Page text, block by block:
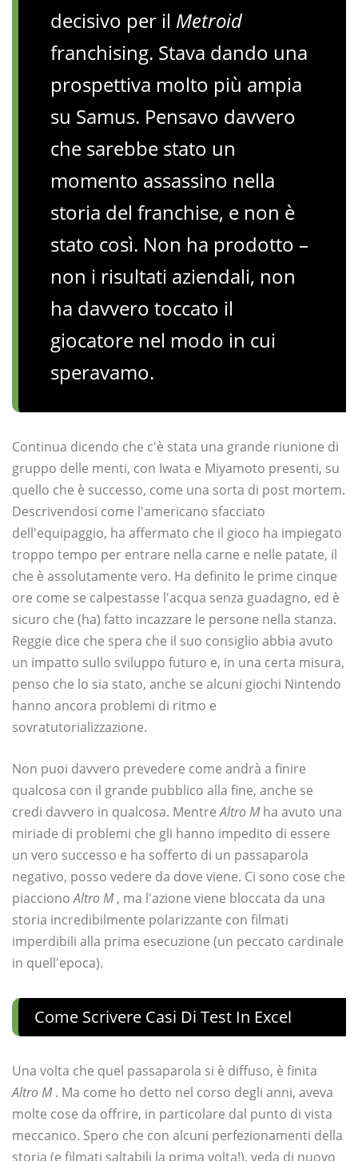
decisivo per il Metroid
franchising. Stava dando una
prospettiva molto più ampia
su Samus. Pensavo davvero
che sarebbe stato un
momento assassino nella
storia del franchise, e non è
stato così. Non ha prodotto –
non i risultati aziendali, non
ha davvero toccato il
giocatore nel modo in cui
speravamo.
Continua dicendo che c'è stata una grande riunione di
gruppo delle menti, con Iwata e Miyamoto presenti, su
quello che è successo, come una sorta di post mortem.
Descrivendosi come l'americano sfacciato
dell'equipaggio, ha affermato che il gioco ha impiegato
troppo tempo per entrare nella carne e nelle patate, il
che è assolutamente vero. Ha definito le prime cinque
ore come se calpestasse l'acqua senza guadagno, ed è
sicuro che (ha) fatto incazzare le persone nella stanza.
Reggie dice che spera che il suo consiglio abbia avuto
un impatto sullo sviluppo futuro e, in una certa misura,
penso che lo sia stato, anche se alcuni giochi Nintendo
hanno ancora problemi di ritmo e
sovratutorializzazione.
Non puoi davvero prevedere come andrà a finire
qualcosa con il grande pubblico alla fine, anche se
credi davvero in qualcosa. MentreAltro Mha avuto una
miriade di problemi che gli hanno impedito di essere
un vero successo e ha sofferto di un passaparola
negativo, posso vedere da dove viene. Ci sono cose che
piaccionoAltro M, ma l'azione viene bloccata da una
storia incredibilmente polarizzante con filmati
imperdibili alla prima esecuzione (un peccato cardinale
in quell'epoca).
Come Scrivere Casi Di Test In Excel
Una volta che quel passaparola si è diffuso, è finita
Altro M. Ma come ho detto nel corso degli anni, aveva
molte cose da offrire, in particolare dal punto di vista
meccanico. Spero che con alcuni perfezionamenti della
storia (e filmati saltabili la prima volta!), veda di nuovo